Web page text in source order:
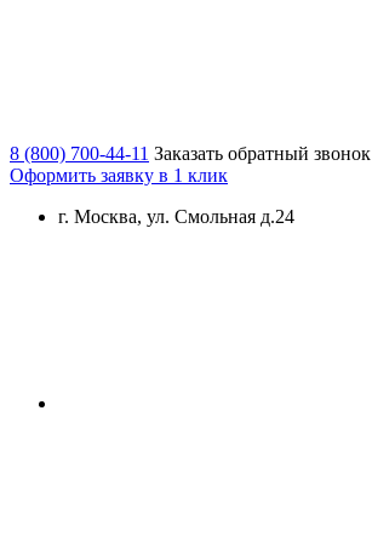
8 (800) 700-44-11 Заказать обратный звонок
Оформить заявку в 1 клик
г. Москва, ул. Смольная д.24